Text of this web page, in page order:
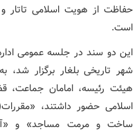
حفاظت از هویت اسلامی
است.
این دو سند در جلسه عمومی
شهر تاریخی بلغار برگزار
هیئت رئیسه، امامان
اسلامی حضور داشتند،
ساخت و مرمت مساجد» و